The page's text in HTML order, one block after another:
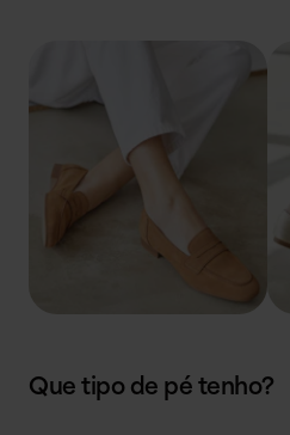
Que tipo de pé tenho?